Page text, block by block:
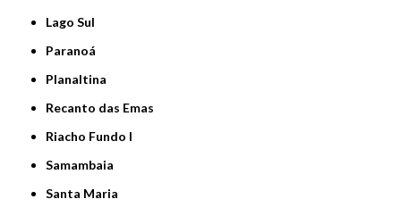
Lago Sul
Paranoá
Planaltina
Recanto das Emas
Riacho Fundo I
Samambaia
Santa Maria